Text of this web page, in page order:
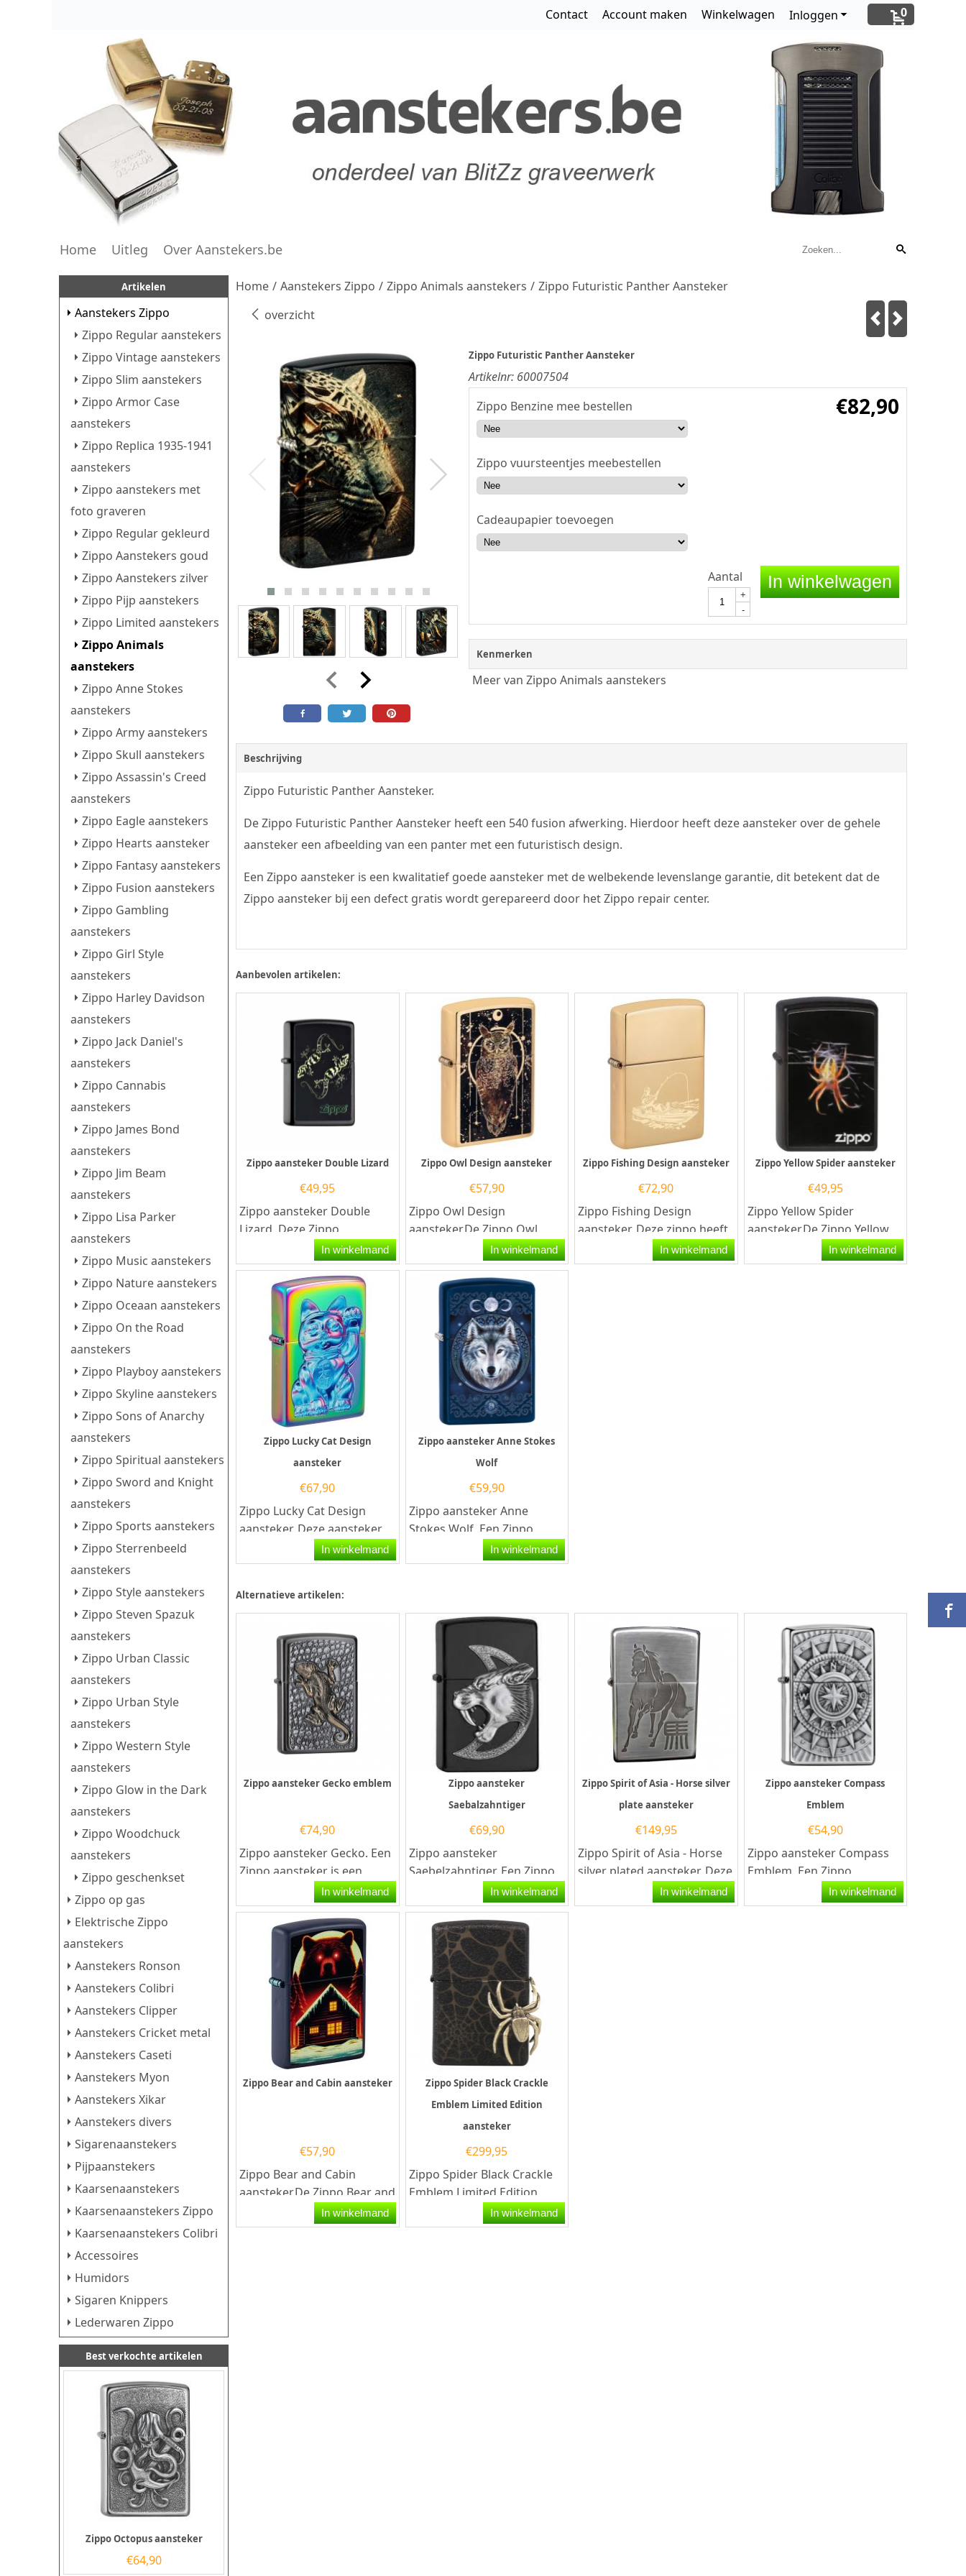
0
Inloggen
Contact Account maken Winkelwagen
Home Uitleg Over Aanstekers.be
Artikelen
Aanstekers Zippo
Zippo Regular aanstekers
Zippo Vintage aanstekers
Zippo Slim aanstekers
Zippo Armor Case
aanstekers
Zippo Replica 1935-1941
aanstekers
Zippo aanstekers met
foto graveren
Zippo Regular gekleurd
Zippo Aanstekers goud
Zippo Aanstekers zilver
Zippo Pijp aanstekers
Zippo Limited aanstekers
Zippo Animals
aanstekers
Zippo Anne Stokes
aanstekers
Zippo Army aanstekers
Zippo Skull aanstekers
Zippo Assassin's Creed
aanstekers
Zippo Eagle aanstekers
Zippo Hearts aansteker
Zippo Fantasy aanstekers
Zippo Fusion aanstekers
Zippo Gambling
aanstekers
Zippo Girl Style
aanstekers
Zippo Harley Davidson
aanstekers
Zippo Jack Daniel's
aanstekers
Zippo Cannabis
aanstekers
Zippo James Bond
aanstekers
Zippo Jim Beam
aanstekers
Zippo Lisa Parker
aanstekers
Zippo Music aanstekers
Zippo Nature aanstekers
Zippo Oceaan aanstekers
Zippo On the Road
aanstekers
Zippo Playboy aanstekers
Zippo Skyline aanstekers
Zippo Sons of Anarchy
aanstekers
Zippo Spiritual aanstekers
Zippo Sword and Knight
aanstekers
Zippo Sports aanstekers
Zippo Sterrenbeeld
aanstekers
Zippo Style aanstekers
Zippo Steven Spazuk
aanstekers
Zippo Urban Classic
aanstekers
Zippo Urban Style
aanstekers
Zippo Western Style
aanstekers
Zippo Glow in the Dark
aanstekers
Zippo Woodchuck
aanstekers
Zippo geschenkset
Zippo op gas
Elektrische Zippo
aanstekers
Aanstekers Ronson
Aanstekers Colibri
Aanstekers Clipper
Aanstekers Cricket metal
Aanstekers Caseti
Aanstekers Myon
Aanstekers Xikar
Aanstekers divers
Sigarenaanstekers
Pijpaanstekers
Kaarsenaanstekers
Kaarsenaanstekers Zippo
Kaarsenaanstekers Colibri
Accessoires
Humidors
Sigaren Knippers
Lederwaren Zippo
Best verkochte artikelen
Zippo Octopus aansteker
€64,90
Home / Aanstekers Zippo / Zippo Animals aanstekers / Zippo Futuristic Panther Aansteker
overzicht
Zippo Futuristic Panther Aansteker
Artikelnr: 60007504
€82,90
Zippo Benzine mee bestellen
Zippo vuursteentjes meebestellen
Cadeaupapier toevoegen
Aantal
+
-
In winkelwagen
Kenmerken
Meer van Zippo Animals aanstekers
Beschrijving
Zippo Futuristic Panther Aansteker.
De Zippo Futuristic Panther Aansteker heeft een 540 fusion afwerking. Hierdoor heeft deze aansteker over de gehele
aansteker een afbeelding van een panter met een futuristisch design.
Een Zippo aansteker is een kwalitatief goede aansteker met de welbekende levenslange garantie, dit betekent dat de
Zippo aansteker bij een defect gratis wordt gerepareerd door het Zippo repair center.
Aanbevolen artikelen:
Zippo aansteker Double Lizard
€49,95
Zippo aansteker Double
Lizard. Deze Zippo
aansteker heeft een mat
zwarte afwerking en aan
In winkelmand
Zippo Owl Design aansteker
€57,90
Zippo Owl Design
aansteker.De Zippo Owl
Design aansteker heeft een
geborsteld brass afwerking
met...
In winkelmand
Zippo Fishing Design aansteker
€72,90
Zippo Fishing Design
aansteker. Deze zippo heeft
een brass hoogglans
afwerking met op de...
In winkelmand
Zippo Yellow Spider aansteker
€49,95
Zippo Yellow Spider
aansteker.De Zippo Yellow
Spider aansteker heeft een
mat zwarte afwerking met...
In winkelmand
Zippo Lucky Cat Design
aansteker
€67,90
Zippo Lucky Cat Design
aansteker. Deze aansteker
Zippo is in de kleur
spectrum met aan de...
In winkelmand
Zippo aansteker Anne Stokes
Wolf
€59,90
Zippo aansteker Anne
Stokes Wolf. Een Zippo
aansteker is een
kwalitatief...
In winkelmand
Alternatieve artikelen:
Zippo aansteker Gecko emblem
€74,90
Zippo aansteker Gecko. Een
Zippo aansteker is een
goede aansteker met de...
In winkelmand
Zippo aansteker
Saebalzahntiger
€69,90
Zippo aansteker
Saebelzahntiger. Een Zippo
aansteker is een zeer
kwalitatieve aanstekers met
In winkelmand
Zippo Spirit of Asia - Horse silver
plate aansteker
€149,95
Zippo Spirit of Asia - Horse
silver plated aansteker. Deze
Zippo aansteker heeft een
hoogglans...
In winkelmand
Zippo aansteker Compass
Emblem
€54,90
Zippo aansteker Compass
Emblem. Een Zippo
aansteker is een
kwalitatief...
In winkelmand
Zippo Bear and Cabin aansteker
€57,90
Zippo Bear and Cabin
aansteker.De Zippo Bear and
Cabin aansteker heeft een
mat navy afwerking met...
In winkelmand
Zippo Spider Black Crackle
Emblem Limited Edition
aansteker
€299,95
Zippo Spider Black Crackle
Emblem Limited Edition
aansteker.De Zippo Spider
Black Crackle Emblem...
In winkelmand